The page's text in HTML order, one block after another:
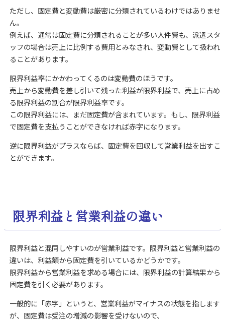
ただし、固定費と変動費は厳密に分類されているわけではありませ
ん。
例えば、通常は固定費に分類されることが多い人件費も、派遣スタ
ッフの場合は売上に比例する費用とみなされ、変動費として扱われ
ることがあります。
限界利益率にかかわってくるのは変動費のほうです。
売上から変動費を差し引いて残った利益が限界利益で、売上に占め
る限界利益の割合が限界利益率です。
この限界利益には、まだ固定費が含まれています。もし、限界利益
で固定費を支払うことができなければ赤字になります。
逆に限界利益がプラスならば、固定費を回収して営業利益を出すこ
とができます。
限界利益と営業利益の違い
限界利益と混同しやすいのが営業利益です。 限界利益と営業利益の
違いは、利益額から固定費を引いているかどうかです。
限界利益から営業利益を求める場合には、限界利益の計算結果から
固定費を引く必要があります。
一般的に「赤字」というと、営業利益がマイナスの状態を指します
が、固定費は受注の増減の影響を受けないので、